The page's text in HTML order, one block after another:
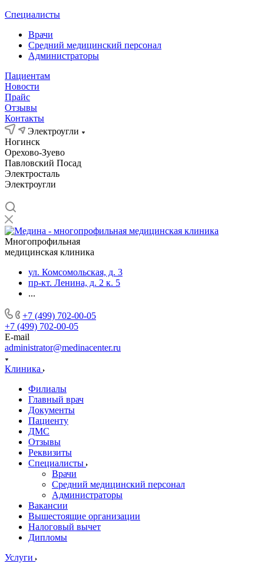
Специалисты
Врачи
Средний медицинский персонал
Администраторы
Пациентам
Новости
Прайс
Отзывы
Контакты
Электроугли
Ногинск
Орехово-Зуево
Павловский Посад
Электросталь
Электроугли
Многопрофильная
медицинская клиника
ул. Комсомольская, д. 3
пр-кт. Ленина, д. 2 к. 5
...
+7 (499) 702-00-05
+7 (499) 702-00-05
E-mail
administrator@medinacenter.ru
Клиника
Филиалы
Главный врач
Документы
Пациенту
ДМС
Отзывы
Реквизиты
Специалисты
Врачи
Средний медицинский персонал
Администраторы
Вакансии
Вышестоящие организации
Налоговый вычет
Дипломы
Услуги